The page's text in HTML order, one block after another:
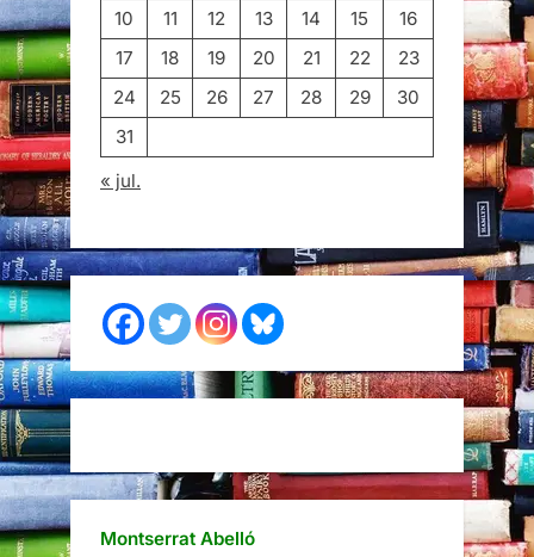
10
11 12 13 14 15
16
17
18 19 20 21 22
23
24
25 26 27 28 29
30
31
« jul.
Montserrat Abelló